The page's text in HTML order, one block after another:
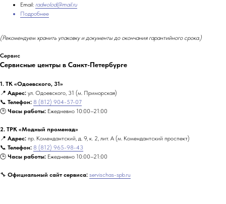
Email: radwolod@mail.ru
Подробнее
(Рекомендуем хранить упаковку и документы до окончания гарантийного срока.)
Сервис
Сервисные центры в Санкт-Петербурге
1. ТК «Одоевского, 31»
📍 Адрес: ул. Одоевского, 31 (м. Приморская)
📞 Телефон: 8 (812) 904-57-07
🕒 Часы работы: Ежедневно 10:00–21:00
2. ТРК «Модный променад»
📍 Адрес: пр. Комендантский, д. 9, к. 2, лит. А (м. Комендантский проспект)
📞 Телефон: 8 (812) 965-98-43
🕒 Часы работы: Ежедневно 10:00–21:00
🔧 Официальный сайт сервиса: servischas-spb.ru